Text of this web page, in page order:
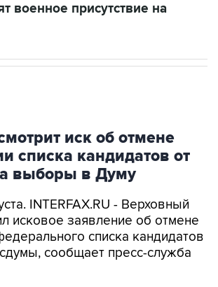
военное присутствие на
иск об отмене
списка кандидатов от
выборы в Думу
INTERFAX.RU - Верховный
исковое заявление об отмене
списка кандидатов
сообщает пресс-служба